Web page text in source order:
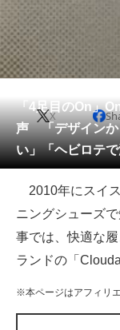
グルメ
住まい
動物
会員記事
メディア
注目記事を集め
ITの今と未来を見
スマホと通信の
「4足目のOn」
声 「デザインか
い」「ヘビロテ
X
2010年にスイ
ニングシューズ
事では、快適な
ランドの「
※本ページはアフィリ